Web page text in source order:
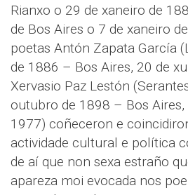
Rianxo o 29 de xaneiro de
de Bos Aires o 7 de xaneiro
poetas Antón Zapata García
de 1886 – Bos Aires, 20 de
Xervasio Paz Lestón
outubro de 1898 – Bos
1977) coñeceron e
actividade cultural e política
de aí que non sexa estraño
apareza moi evocada nos